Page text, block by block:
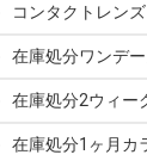
コンタクトレンズ
在庫処分ワンデ
在庫処分2ウィー
在庫処分1ヶ月カ